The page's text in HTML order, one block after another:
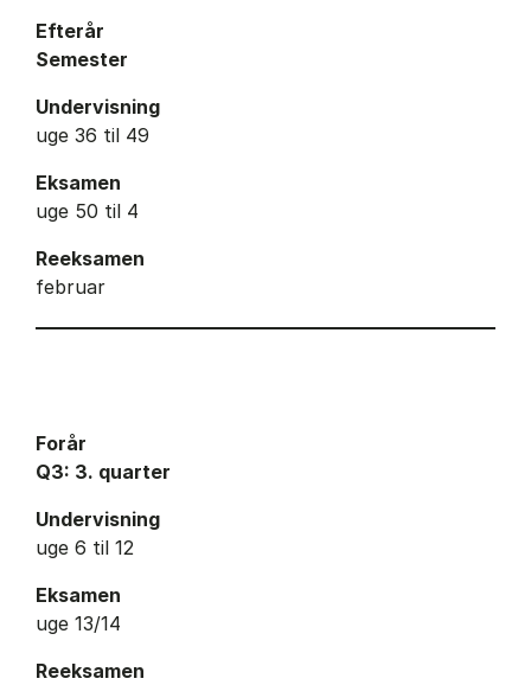
Efterår
Semester
Undervisning
uge 36 til 49
Eksamen
uge 50 til 4
Reeksamen
februar
Forår
Q3: 3. quarter
Undervisning
uge 6 til 12
Eksamen
uge 13/14
Reeksamen